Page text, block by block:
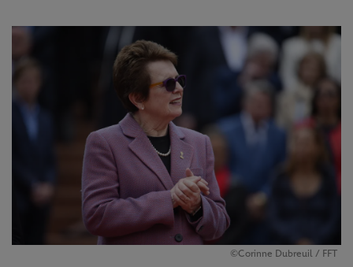
©Corinne Dubreuil / FFT